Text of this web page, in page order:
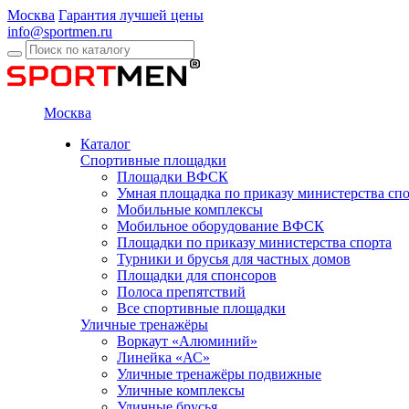
Москва Гарантия лучшей цены
info@sportmen.ru
Москва
Каталог
Спортивные площадки
Площадки ВФСК
Умная площадка по приказу министерства
Мобильные комплексы
Мобильное оборудование ВФСК
Площадки по приказу министерства спорта
Турники и брусья для частных домов
Площадки для спонсоров
Полоса препятствий
Все спортивные площадки
Уличные тренажёры
Воркаут «Алюминий»
Линейка «АС»
Уличные тренажёры подвижные
Уличные комплексы